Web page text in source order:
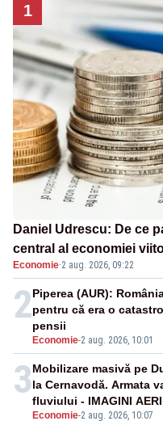
1
Daniel Udrescu: De ce
central al economiei
Economie·2 aug. 2026, 09:22
2
Economie-2 aug. 2026, 10:01
Piperea (AUR):
pentru că era o
pensii
3
Economie-2 aug. 2026, 10:07
Mobilizare masivă pe
la Cernavodă. Armata
fluviului - IMAGINI